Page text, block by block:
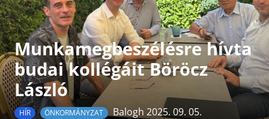
Munkamegbeszélésre hívta
budai kollégáit Böröcz
László
HÍR ÖNKORMÁNYZAT Balogh 2025. 09. 05.